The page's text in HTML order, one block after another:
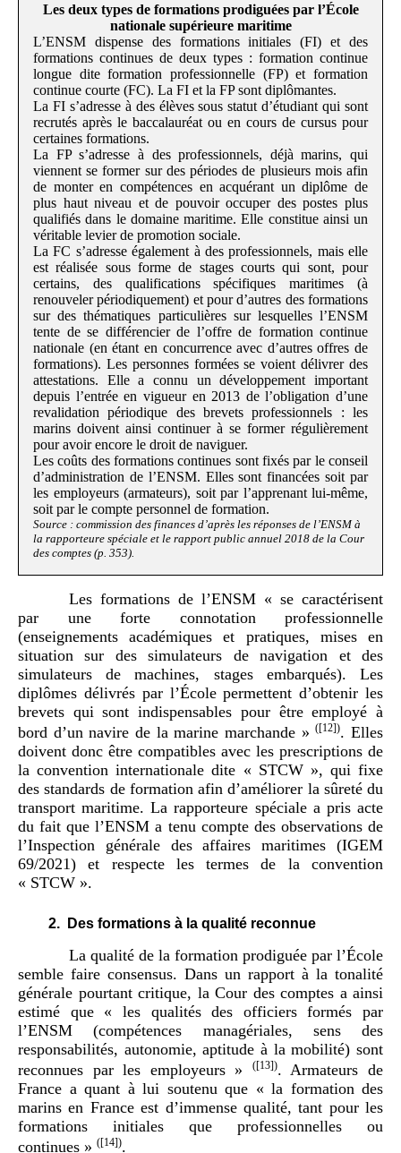
Les deux types de formations prodiguées par l’École
nationale supérieure maritime
L’ENSM dispense des formations initiales (FI) et des
formations continues de deux types : formation continue
longue dite formation professionnelle (FP) et formation
continue courte (FC). La FI et la FP sont diplômantes.
La FI s’adresse à des élèves sous statut d’étudiant qui sont
recrutés après le baccalauréat ou en cours de cursus pour
certaines formations.
La FP s’adresse à des professionnels, déjà marins, qui
viennent se former sur des périodes de plusieurs mois afin
de monter en compétences en acquérant un diplôme de
plus haut niveau et de pouvoir occuper des postes plus
qualifiés dans le domaine maritime. Elle constitue ainsi un
véritable levier de promotion sociale.
La FC s’adresse également à des professionnels, mais elle
est réalisée sous forme de stages courts qui sont, pour
certains, des qualifications spécifiques maritimes (à
renouveler périodiquement) et pour d’autres des formations
sur des thématiques particulières sur lesquelles l’ENSM
tente de se différencier de l’offre de formation continue
nationale (en étant en concurrence avec d’autres offres de
formations). Les personnes formées se voient délivrer des
attestations. Elle a connu un développement important
depuis l’entrée en vigueur en 2013 de l’obligation d’une
revalidation périodique des brevets professionnels : les
marins doivent ainsi continuer à se former régulièrement
pour avoir encore le droit de naviguer.
Les coûts des formations continues sont fixés par le conseil
d’administration de l’ENSM. Elles sont financées soit par
les employeurs (armateurs), soit par l’apprenant lui-même,
soit par le compte personnel de formation.
Source : commission des finances d’après les réponses de l’ENSM à
la rapporteure spéciale et le rapport public annuel 2018 de la Cour
des comptes (p. 353).
Les formations de l’ENSM « se caractérisent
par une forte connotation professionnelle
(enseignements académiques et pratiques, mises en
situation sur des simulateurs de navigation et des
simulateurs de machines, stages embarqués). Les
diplômes délivrés par l’École permettent d’obtenir les
brevets qui sont indispensables pour être employé à
bord d’un navire de la marine marchande »([12]). Elles
doivent donc être compatibles avec les prescriptions de
la convention internationale dite « STCW », qui fixe
des standards de formation afin d’améliorer la sûreté du
transport maritime. La rapporteure spéciale a pris acte
du fait que l’ENSM a tenu compte des observations de
l’Inspection générale des affaires maritimes (IGEM
69/2021) et respecte les termes de la convention
« STCW ».
2. Des formations à la qualité reconnue
La qualité de la formation prodiguée par l’École
semble faire consensus. Dans un rapport à la tonalité
générale pourtant critique, la Cour des comptes a ainsi
estimé que « les qualités des officiers formés par
l’ENSM (compétences managériales, sens des
responsabilités, autonomie, aptitude à la mobilité) sont
reconnues par les employeurs »
([13]). Armateurs de
France a quant à lui soutenu que « la formation des
marins en France est d’immense qualité, tant pour les
formations initiales que professionnelles ou
continues » ([14]).